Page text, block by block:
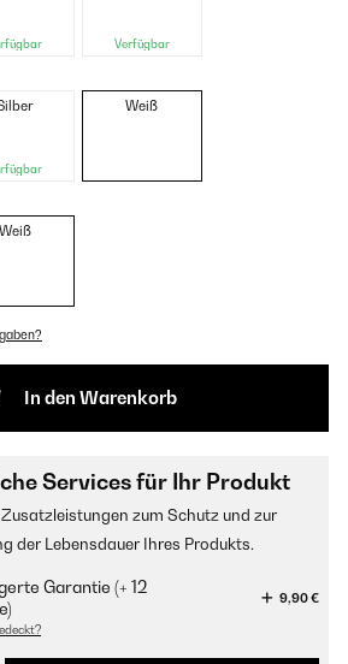
Verfügbar
Weiß
Weiß
In den Warenkorb
Services für Ihr Produkt
zum Schutz und zur
der Lebensdauer Ihres Produkts.
Garantie (+ 12
9,90 €